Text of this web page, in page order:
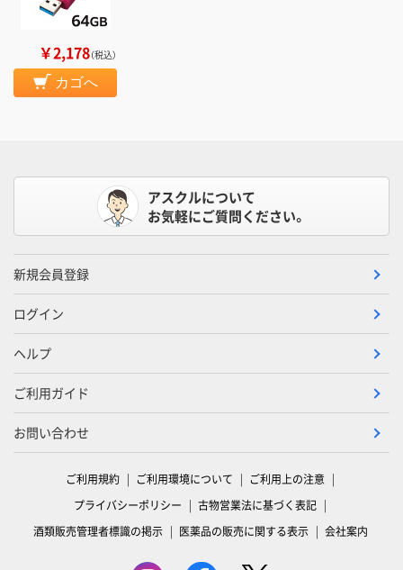
￥2,178（税込）
カゴへ
アスクルについて
お気軽にご質問ください。
新規会員登録
ログイン
ヘルプ
ご利用ガイド
お問い合わせ
ご利用規約 ご利用環境について
ご利用上の注意
プライバシーポリシー
古物営業法に基づく表記
酒類販売管理者標識の掲示
医薬品の販売に関する表示 会社案内